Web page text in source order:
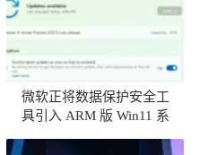
微软正将数据保护安全工
具引入 ARM 版 Win11 系